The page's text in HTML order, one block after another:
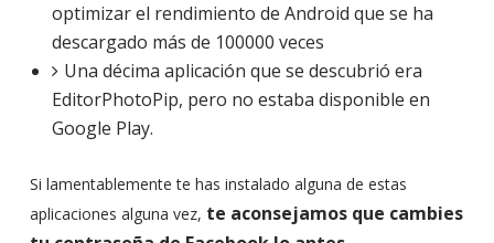
optimizar el rendimiento de Android que se ha
descargado más de 100000 veces
Una décima aplicación que se descubrió era
EditorPhotoPip, pero no estaba disponible en
Google Play.
Si lamentablemente te has instalado alguna de estas
aplicaciones alguna vez, te aconsejamos que cambies